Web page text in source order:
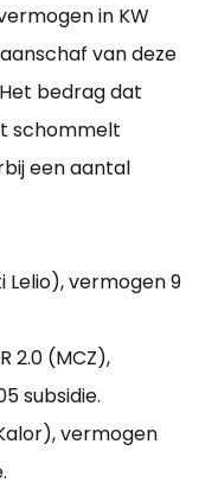
in KW
van deze
bedrag dat
schommelt
een aantal
Lelio), vermogen 9
2.0 (MCZ),
subsidie.
vermogen